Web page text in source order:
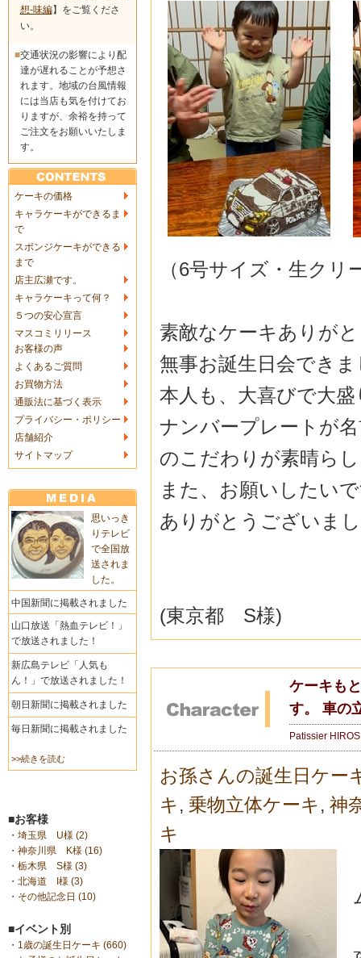
想-味編】をご覧くださ
い。
■交通状況の影響により配
達が遅れることが予想さ
れます。地域の台風情報
には当店も気を付けてお
りますが、余裕を持って
ご注文をお願いいたしま
す。
ケーキの価格
キャラケーキができるま
で
スポンジケーキができる
まで
店主広瀬です。
キャラケーキって何？
５つの安心宣言
マスコミリリース
お客様の声
よくあるご質問
お買物方法
通販法に基づく表示
プライバシー・ポリシー
店舗紹介
サイトマップ
思いっき
りテレビ
で全国放
送されま
した。
中国新聞に掲載されました
山口放送「熱血テレビ！」
で放送されました！
新広島テレビ「人気も
ん！」で放送されました！
朝日新聞に掲載されました
毎日新聞に掲載されました
>>続きを読む
■お客様
・ 埼玉県 U様 (2)
・ 神奈川県 K様 (16)
・ 栃木県 S様 (3)
・ 北海道 I様 (3)
・ その他記念日 (10)
■イベント別
・ 1歳の誕生日ケーキ (660)
（6号サイズ・生クリ
素敵なケーキありが
無事お誕生日会でき
本人も、大喜びで大
ナンバープレートが
のこだわりが素晴ら
また、お願いしたい
ありがとうございま
(東京都 S様)
ケーキも
す。 車の
Patissier
お孫さんの誕生日ケー
キ , 乗物立体ケーキ , 神
キ